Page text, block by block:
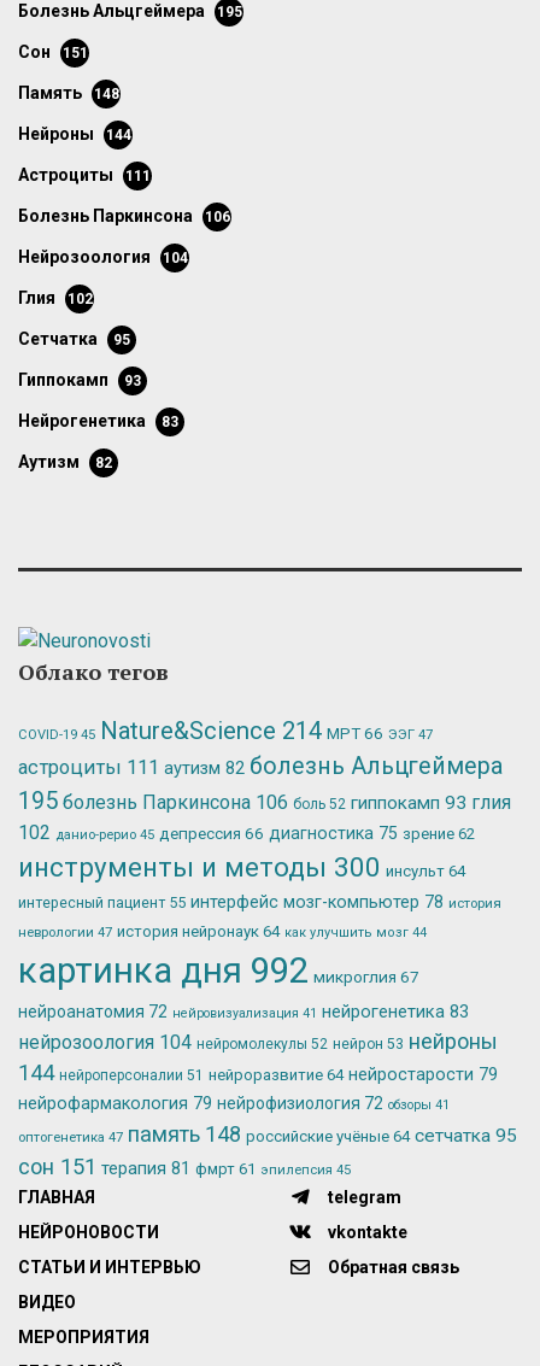
болезнь Альцгеймера 195
сон 151
память 148
нейроны 144
астроциты 111
болезнь Паркинсона 106
нейрозоология 104
глия 102
сетчатка 95
гиппокамп 93
нейрогенетика 83
аутизм 82
Облако тегов
COVID-19 45 Nature&Science 214 МРТ66 ЭЭГ 47
астроциты 111 аутизм 82 болезнь Альцгеймера
195 болезнь Паркинсона 106 боль 52 гиппокамп 93 глия
102 данио-рерио 45 депрессия 66 диагностика 75 зрение 62
инструменты и методы 300 инсульт 64
интересный пациент 55 интерфейс мозг-компьютер 78 история
неврологии 47 история нейронаук 64 как улучшить мозг 44
картинка дня 992 микроглия 67
нейроанатомия 72 нейровизуализация 41 нейрогенетика 83
нейрозоология 104 нейромолекулы 52 нейрон 53 нейроны
144 нейроперсоналии 51 нейроразвитие 64 нейростарости 79
нейрофармакология 79 нейрофизиология 72 обзоры 41
оптогенетика 47 память 148 российские учёные 64 сетчатка 95
сон 151 терапия 81 фмрт 61 эпилепсия 45
ГЛАВНАЯ
НЕЙРОНОВОСТИ
СТАТЬИ И ИНТЕРВЬЮ
ВИДЕО
МЕРОПРИЯТИЯ
telegram
vkontakte
Обратная связь